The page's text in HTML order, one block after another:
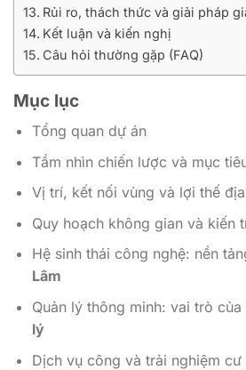
Rủi ro, thách thức và giải pháp
Kết luận và kiến nghị
Câu hỏi thường gặp (FAQ)
Mục lục
Tổng quan dự án
Tầm nhìn chiến lược và mục
Vị trí, kết nối vùng và lợi thế
Quy hoạch không gian và kiến
Hệ sinh thái công nghệ: nền
Lâm
Quản lý thông minh: vai trò của
lý
Dịch vụ công và trải nghiệm cư